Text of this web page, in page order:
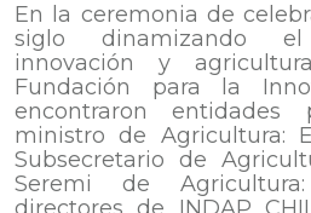
En la ceremonia de
siglo dinamizando
innovación y
Fundación para la
encontraron entidades
ministro de Agricultura:
Subsecretario de
Seremi de